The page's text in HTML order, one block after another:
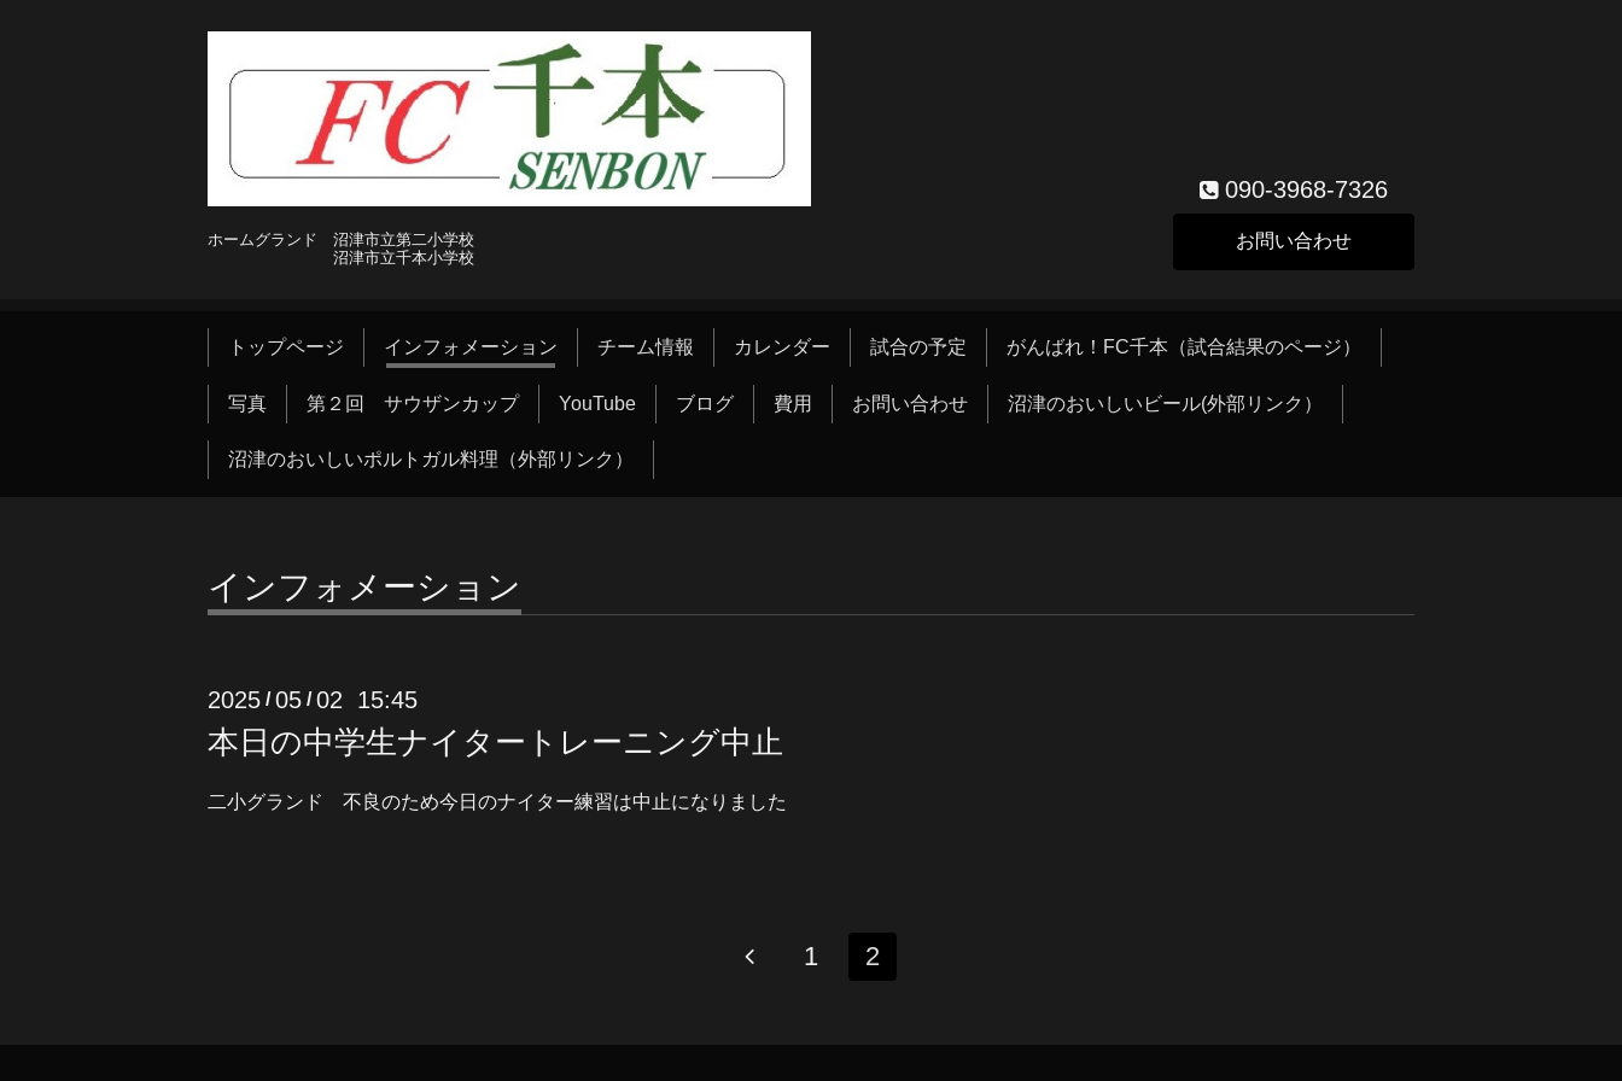
ホームグランド 沼津市立第二小学校
沼津市立千本小学校
090-3968-7326
お問い合わせ
トップページ インフォメーション チーム情報 カレンダー 試合の予定 がんばれ！FC千本（試合結果のページ）
写真 第２回 サウザンカップ YouTube ブログ 費用 お問い合わせ 沼津のおいしいビール(外部リンク）
沼津のおいしいポルトガル料理（外部リンク）
インフォメーション
2025 /05 /02 15:45
本日の中学生ナイタートレーニング中止
二小グランド 不良のため今日のナイター練習は中止になりました
1 2